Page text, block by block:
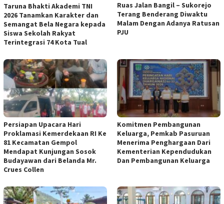
Taruna Bhakti Akademi TNI
2026 Tanamkan Karakter dan
Semangat Bela Negara kepada
Siswa Sekolah Rakyat
Terintegrasi 74 Kota Tual
Ruas Jalan Bangil – Sukorejo
Terang Benderang Diwaktu
Malam Dengan Adanya Ratusan
PJU
Persiapan Upacara Hari
Proklamasi Kemerdekaan RI Ke
81 Kecamatan Gempol
Mendapat Kunjungan Sosok
Budayawan dari Belanda Mr.
Crues Collen
Komitmen Pembangunan
Keluarga, Pemkab Pasuruan
Menerima Penghargaan Dari
Kementerian Kependudukan
Dan Pembangunan Keluarga